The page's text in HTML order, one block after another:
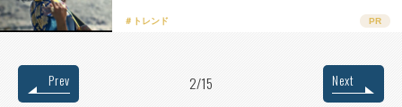
＃トレンド PR
2/15
Prev Next